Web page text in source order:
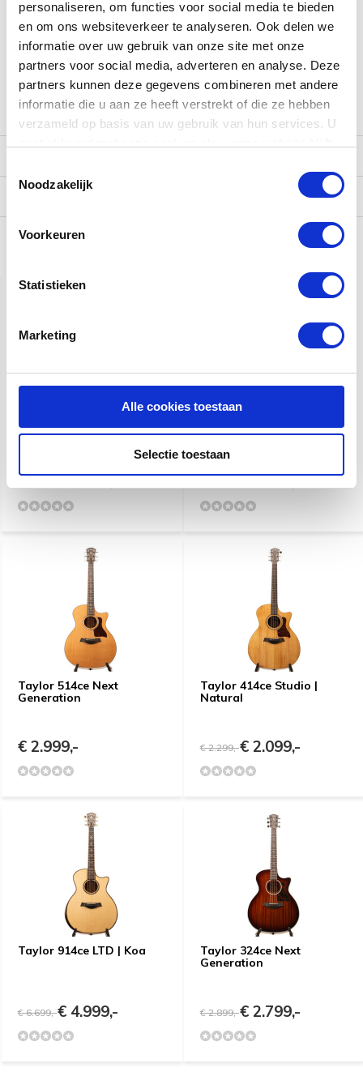
personaliseren, om functies voor social media te bieden
en om ons websiteverkeer te analyseren. Ook delen we
informatie over uw gebruik van onze site met onze
partners voor social media, adverteren en analyse. Deze
partners kunnen deze gegevens combineren met andere
informatie die u aan ze heeft verstrekt of die ze hebben
verzameld op basis van uw gebruik van hun services. U
Noodzakelijk
Voorkeuren
Statistieken
Marketing
Alle cookies toestaan
Selectie toestaan
voor Taylor Guitars. Dat houdt in dat we altijd meer dan 35
Taylor gitaar modellen in voorraad hebben en gecertificeerde
vakmensen in de winkel hebben voor zowel verkoop als
onderhoud en reparatie. Zo behoren wij tot één van
Nederlands grootste Taylor Guitar winkels! Eveneens kun je bij
ons inruilen van je huidige gitaar.
Verzending
Bracing
€ 3.379,-
Generation
€ 2.599,-
Taylor 514ce Next
Generation
€ 2.999,-
Taylor 414ce Studio |
Natural
€ 2.299,-€ 2.099,-
Taylor 914ce LTD | Koa
€ 6.699,-€ 4.999,-
Taylor 324ce Next
Generation
€ 2.899,-€ 2.799,-